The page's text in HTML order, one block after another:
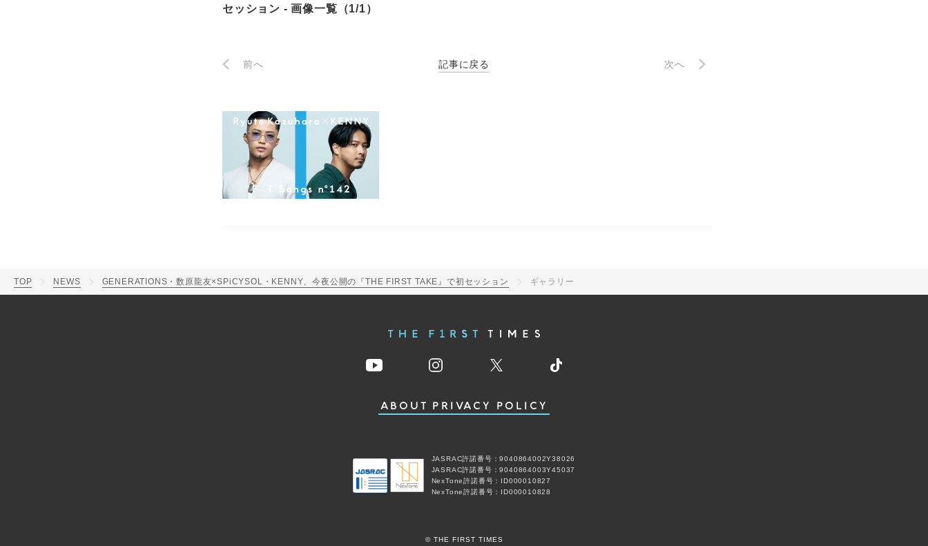
セッション - 画像一覧（1/1）
前へ 記事に戻る 次へ
TOP NEWS GENERATIONS・数原龍友×SPiCYSOL・KENNY、今夜公開の『THE FIRST TAKE』で初セッション ギャラリー
ABOUT PRIVACY POLICY
JASRAC許諾番号：9040864002Y38026
JASRAC許諾番号：9040864003Y45037
NexTone許諾番号：ID000010827
NexTone許諾番号：ID000010828
© THE FIRST TIMES